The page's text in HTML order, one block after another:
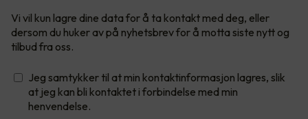
Vi vil kun lagre dine data for å ta kontakt med deg, eller
dersom du huker av på nyhetsbrev for å motta siste nytt og
tilbud fra oss.
Jeg samtykker til at min kontaktinformasjon lagres, slik
at jeg kan bli kontaktet i forbindelse med min
henvendelse.